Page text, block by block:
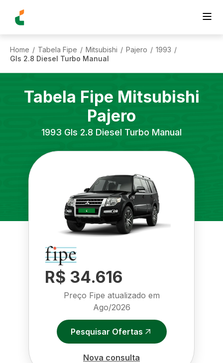
Home / Tabela Fipe / Mitsubishi / Pajero / 1993 /
Gls 2.8 Diesel Turbo Manual
Tabela Fipe Mitsubishi
Pajero
1993 Gls 2.8 Diesel Turbo Manual
R$ 34.616
Preço Fipe atualizado em
Ago/2026
Pesquisar Ofertas
Nova consulta